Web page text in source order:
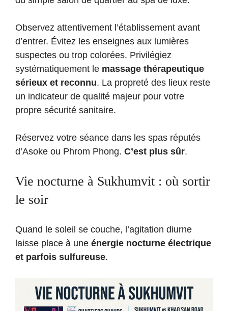
Observez attentivement l’établissement avant
d’entrer. Évitez les enseignes aux lumières
suspectes ou trop colorées. Privilégiez
systématiquement le massage thérapeutique
sérieux et reconnu. La propreté des lieux reste
un indicateur de qualité majeur pour votre
propre sécurité sanitaire.
Réservez votre séance dans les spas réputés
d’Asoke ou Phrom Phong. C’est plus sûr.
Vie nocturne à Sukhumvit : où sortir
le soir
Quand le soleil se couche, l’agitation diurne
laisse place à une énergie nocturne électrique
et parfois sulfureuse.